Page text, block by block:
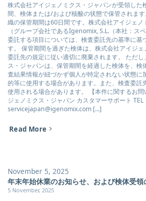
株式会社アイジェノミクス・ジャパンが受領した
間、検体または/および核酸の状態で保管されま
織の保管期間は60日間です。株式会社アイジェ
（グループ会社であるIgenomix, S.L.（本社：ス
委託する項目については、検査委託先の基準に基
す。 保管期間を過ぎた検体は、株式会社アイジ
委託先の規定に従い適切に廃棄されます。 ただ
ス・ジャパンは、保管期間を経過した検体を、検
査結果情報が紐づかず個人が特定されない状態に
的等に使用する場合があります。また、検査委託
使用される場合があります。 【本件に関するお
ジェノミクス・ジャパン カスタマーサポート
servicejapan@igenomix.com [...]
Read More
November 5, 2025
年末年始休業のお知らせ、および検体受領
5 November, 2025